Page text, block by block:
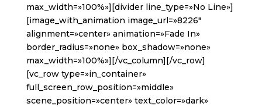
max_width=»100%»][divider line_type=»No Line»]
[image_with_animation image_url=»8226″
alignment=»center» animation=»Fade In»
border_radius=»none» box_shadow=»none»
max_width=»100%»][/vc_column][/vc_row]
[vc_row type=»in_container»
full_screen_row_position=»middle»
scene_position=»center» text_color=»dark»